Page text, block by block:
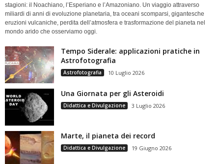
stagioni: il Noachiano, l’Esperiano e l’Amazoniano. Un viaggio attraverso
miliardi di anni di evoluzione planetaria, tra oceani scomparsi, gigantesche
eruzioni vulcaniche, perdita dell’atmosfera e trasformazione del pianeta nel
mondo arido che osserviamo oggi.
Tempo Siderale: applicazioni pratiche in
Astrofotografia
Astrofotografia 10 Luglio 2026
Una Giornata per gli Asteroidi
Didattica e Divulgazione 3 Luglio 2026
Marte, il pianeta dei record
Didattica e Divulgazione 19 Giugno 2026